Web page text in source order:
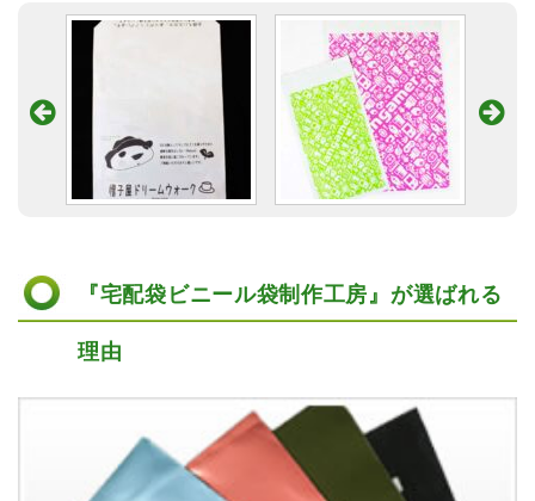
『宅配袋ビニール袋制作工房』が選ばれる
理由